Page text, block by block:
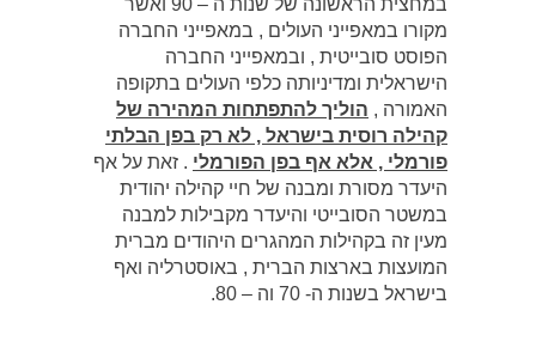
במחצית הראשונה של שנות ה – 90 ואשר
מקורו במאפייני העולים , במאפייני החברה
הפוסט סובייטית , ובמאפייני החברה
הישראלית ומדיניותה כלפי העולים בתקופה
האמורה , הוליך להתפתחות המהירה של
קהילה רוסית בישראל , לא רק בפן הבלתי
פורמלי , אלא אף בפן הפורמלי . זאת על אף
היעדר מסורת ומבנה של חיי קהילה יהודית
במשטר הסובייטי והיעדר מקבילות למבנה
מעין זה בקהילות המהגרים היהודים מברית
המועצות בארצות הברית , באוסטרליה ואף
בישראל בשנות ה- 70 וה – 80.